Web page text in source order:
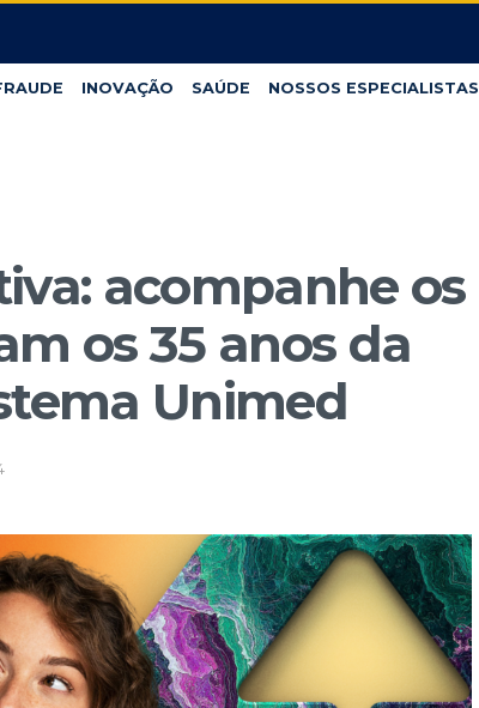
INOVAÇÃO SAÚDE NOSSOS ESPECIALISTAS
acompanhe os
os 35 anos da
Unimed